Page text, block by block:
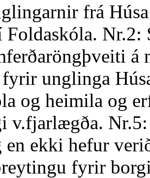
frá
Foldaskóla.
á
unglinga
og heimila og
v.fjarlægða.
en ekki hefur
fyrir